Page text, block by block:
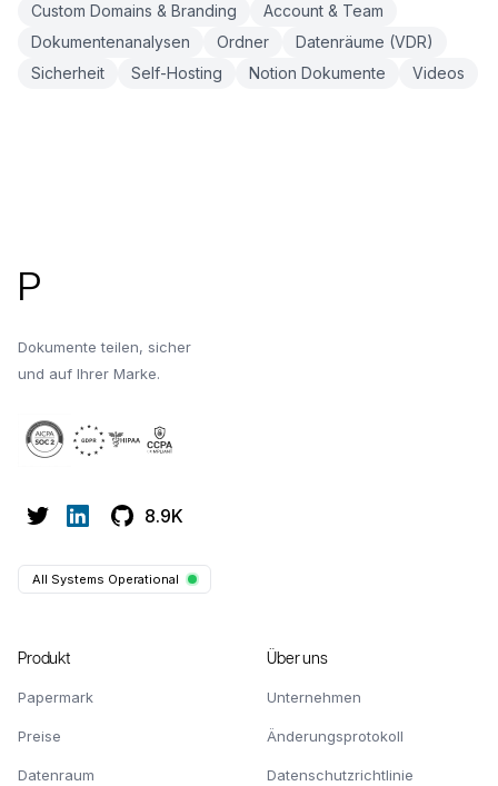
Custom Domains & Branding
Account & Team
Dokumentenanalysen
Ordner
Datenräume (VDR)
Sicherheit
Self-Hosting Notion Dokumente Videos
P
Dokumente teilen, sicher
und auf Ihrer Marke.
8.9K
All Systems Operational
Produkt
Papermark
Preise
Datenraum
Über uns
Unternehmen
Änderungsprotokoll
Datenschutzrichtlinie